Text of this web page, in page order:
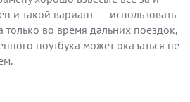
и такой вариант — использовать
только во время дальних поездок,
ноутбука может оказаться не